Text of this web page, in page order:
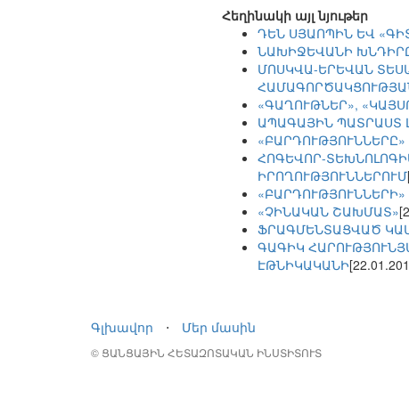
Հեղինակի այլ նյութեր
ԴԵՆ ՍՅԱՈՊԻՆ ԵՎ
ՆԱԽԻՋԵՎԱՆԻ
ՄՈՍԿՎԱ-ԵՐԵՎԱՆ
«ԳԱՂՈՒԹՆԵՐ»,
ԱՊԱԳԱՅԻՆ ՊԱՏՐԱՍՏ
ՀՈԳԵՎՈՐ-
ԻՐՈՂՈՒԹՅՈՒՆՆԵՐՈՒՄ
«ՉԻՆԱԿԱՆ ՇԱԽՄԱՏ»
ՖՐԱԳՄԵՆՏԱՑՎԱԾ
ԳԱԳԻԿ
ԷԹՆԻԿԱԿԱՆԻ
Գլխավոր ⋅ Մեր մասին
© ՑԱՆՑԱՅԻՆ ՀԵՏԱԶՈՏԱԿԱՆ ԻՆՍՏԻՏՈՒՏ